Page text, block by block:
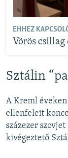
EHHEZ
Vörös
Sztálin
A Kreml
ellenfeleit
százezer
kivégeztető